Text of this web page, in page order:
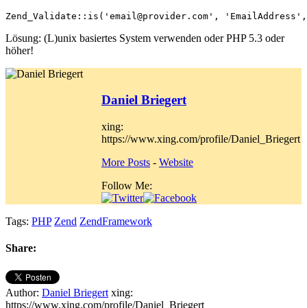
Lösung: (L)unix basiertes System verwenden oder PHP 5.3 oder
höher!
Daniel Briegert
xing:
https://www.xing.com/profile/Daniel_Briegert
More Posts - Website
Follow Me:
Tags: PHP Zend ZendFramework
Share:
Author: Daniel Briegert xing:
https://www.xing.com/profile/Daniel_Briegert